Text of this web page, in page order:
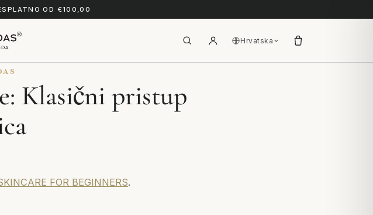
OD €100,00
Hrvatska
Klasični pristup
FOR BEGINNERS.